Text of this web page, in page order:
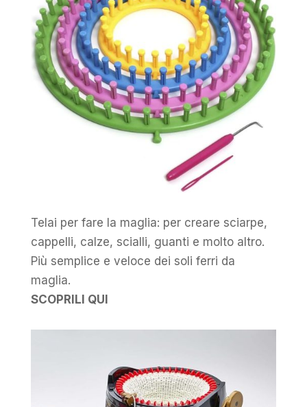
Telai per fare la maglia: per creare sciarpe,
cappelli, calze, scialli, guanti e molto altro.
Più semplice e veloce dei soli ferri da
maglia.
SCOPRILI QUI